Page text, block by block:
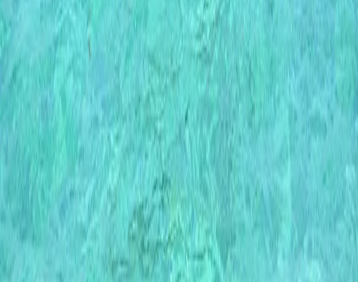
유럽
아시아
아프리카
중남미
북미
오세아니아
99 different holidays
스타일
하이킹 & 트레킹
애니멀
클래식
익스페디션
신발끈 정보